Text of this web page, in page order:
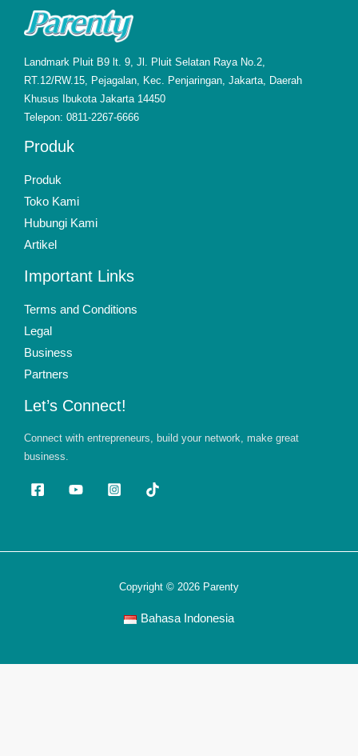
Landmark Pluit B9 lt. 9, Jl. Pluit Selatan Raya No.2,
RT.12/RW.15, Pejagalan, Kec. Penjaringan, Jakarta, Daerah
Khusus Ibukota Jakarta 14450
Telepon: 0811-2267-6666
Produk
Produk
Toko Kami
Hubungi Kami
Artikel
Important Links
Terms and Conditions
Legal
Business
Partners
Let’s Connect!
Connect with entrepreneurs, build your network, make great
business.
Copyright © 2026 Parenty
Bahasa Indonesia